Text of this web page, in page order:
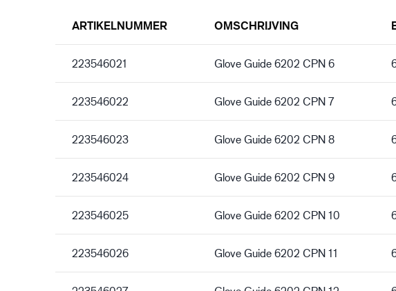
ARTIKELNUMMER OMSCHRIJVING
223546021 Glove Guide 6202 CPN 6
223546022 Glove Guide 6202 CPN 7
223546023 Glove Guide 6202 CPN 8
223546024 Glove Guide 6202 CPN 9
223546025 Glove Guide 6202 CPN 10
223546026 Glove Guide 6202 CPN 11